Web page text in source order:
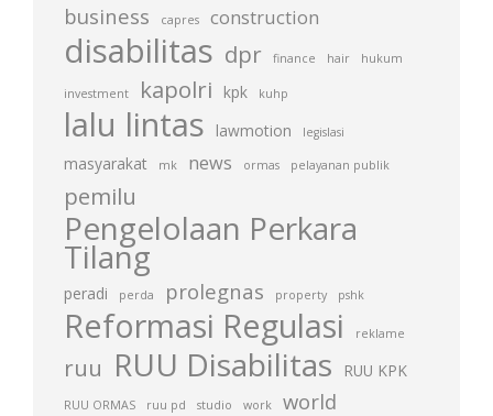
business capres construction
disabilitas dpr finance hair hukum
investment kapolri kpk kuhp
lalu lintas lawmotion legislasi
masyarakat mk news ormas pelayanan publik
pemilu
Pengelolaan Perkara
Tilang
peradi perda prolegnas property pshk
Reformasi Regulasi reklame
ruu RUU Disabilitas RUU KPK
RUU ORMAS ruu pd studio work world